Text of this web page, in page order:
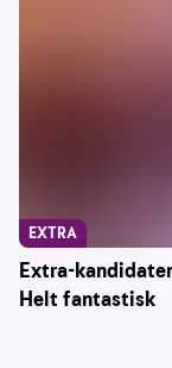
Extra-
Helt fantastisk
EXTRA